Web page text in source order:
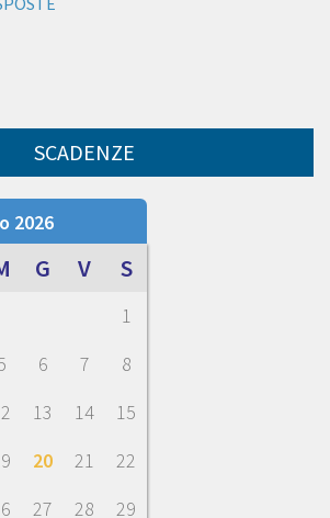
SCADENZE
2026
G V S
1
6 7
8
13 14
15
20 21
22
27 28
29